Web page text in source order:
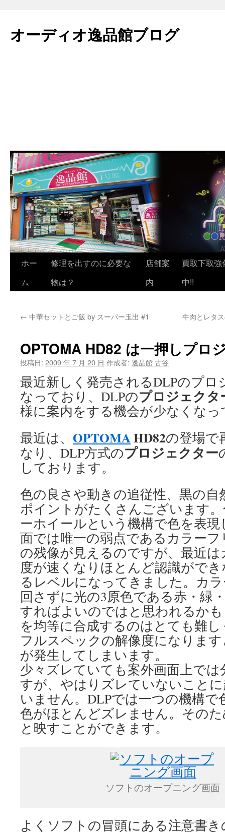
テ
ン
オーディオ逸品館ブログ
ホー
ム
修理を出すのに必要な
物は？
店舗案
内
買取下取強
中!!
← 中華セットとご飯 by スーパー玉出 #1 牛肉とレタ
OPTOMA HD82 は一押しプロ
投稿日: 2009 年 7 月 20 日 作成者: 逸品館 古谷
最近新しく発売されるDLPのプ
なっており、DLPのプロジェクタ
様に案内をする機会が少なくな
最近は、 OPTOMAHD82の登場で
なり、DLP方式のプロジェクター
しております。
色の良さや動きの追従性、黒の
ポイントがたくさんございます
ーホイールという機構で色を表
面では唯一の弱点であるカラー
の残像が見えるのですが、最近
度が速くなりほとんど認識がで
るレベルになってきました。カ
回さずに光の3原色である赤・緑
すればよいのではと思われるか
を均等に合成するのはとても難
フルスペックの解像度になりま
が発生してしまいます。
少々ズレていても案外画面上で
すが、やはりズレていないこと
いません。DLPでは一つの機構
色がほとんどズレません。その
と映すことができます。
ソフトのオープニング画面
よくソフトの冒頭にある注意書